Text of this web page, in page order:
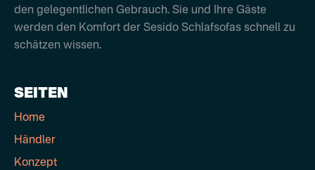
den gelegentlichen Gebrauch. Sie und Ihre Gäste
werden den Komfort der Sesido Schlafsofas schnell zu
schätzen wissen.
SEITEN
Home
Händler
Konzept